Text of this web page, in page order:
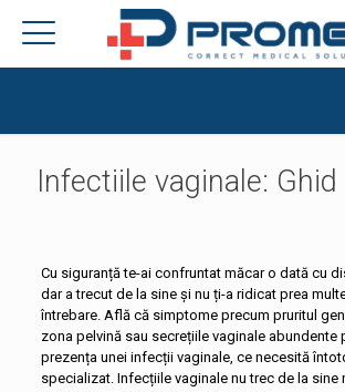
Infectiile vaginale:
Cu siguranță te-ai confruntat măcar o dată cu
dar a trecut de la sine și nu ți-a ridicat prea
întrebare. Află că simptome precum pruritul
zona pelvină sau secrețiile vaginale abundente
prezența unei infecții vaginale, ce necesită
specializat. Infecțiile vaginale nu trec de la sine